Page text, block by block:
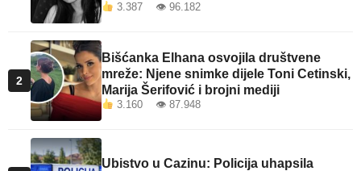
3.387 👁 96.182
2
Bišćanka Elhana osvojila društvene
mreže: Njene snimke dijele Toni Cetinski,
Marija Šerifović i brojni mediji
3.160 👁 87.948
Ubistvo u Cazinu: Policija uhapsila